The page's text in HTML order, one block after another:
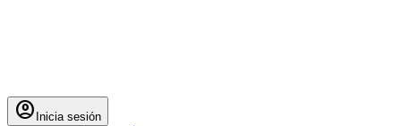
account_circle Inicia sesión